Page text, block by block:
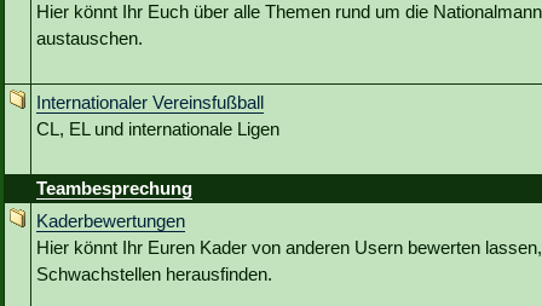
Hier könnt Ihr Euch über alle Themen rund um die
austauschen.
Internationaler Vereinsfußball
CL, EL und internationale Ligen
Teambesprechung
Kaderbewertungen
Hier könnt Ihr Euren Kader von anderen Usern bewerten
Schwachstellen herausfinden.